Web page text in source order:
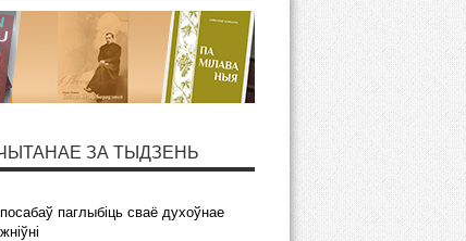
ЗА ТЫДЗЕНЬ
паглыбіць сваё духоўнае